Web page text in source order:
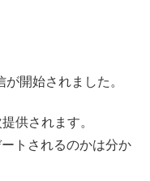
開始されました。
供されます。
トされるのかは分か